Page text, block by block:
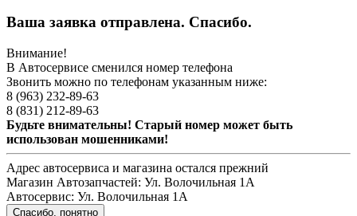
Ваша заявка отправлена. Спасибо.
Внимание!
В Автосервисе сменился номер телефона
Звонить можно по телефонам указанным ниже:
8 (963) 232-89-63
8 (831) 212-89-63
Будьте внимательны! Старый номер может быть
использован мошенниками!
Адрес автосервиса и магазина остался прежний
Магазин Автозапчастей: Ул. Волочильная 1А
Автосервис: Ул. Волочильная 1А
Спасибо, понятно